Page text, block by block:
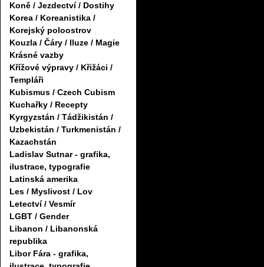
Koně / Jezdectví / Dostihy
Korea / Koreanistika /
Korejský poloostrov
Kouzla / Čáry / Iluze / Magie
Krásné vazby
Křížové výpravy / Křižáci /
Templáři
Kubismus / Czech Cubism
Kuchařky / Recepty
Kyrgyzstán / Tádžikistán /
Uzbekistán / Turkmenistán /
Kazachstán
Ladislav Sutnar - grafika,
ilustrace, typografie
Latinská amerika
Les / Myslivost / Lov
Letectví / Vesmír
LGBT / Gender
Libanon / Libanonská
republika
Libor Fára - grafika,